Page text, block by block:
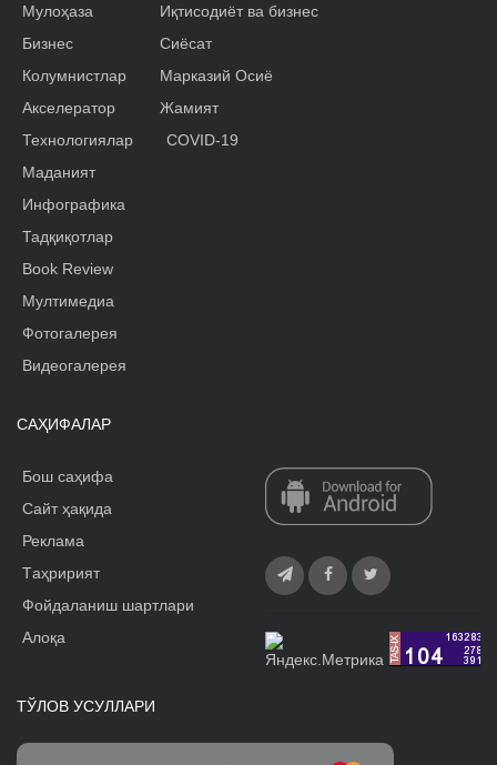
Мулоҳаза
Бизнес
Колумнистлар
Акселератор
Иқтисодиёт ва бизнес
Сиёсат
Марказий Осиё
Жамият
Технологиялар
Маданият
Инфографика
Тадқиқотлар
Book Review
Мултимедиа
Фотогалерея
Видеогалерея
COVID-19
САҲИФАЛАР
Бош саҳифа
Сайт ҳақида
Реклама
Tаҳририят
Фойдаланиш шартлари
Алоқа
ТЎЛОВ УСУЛЛАРИ